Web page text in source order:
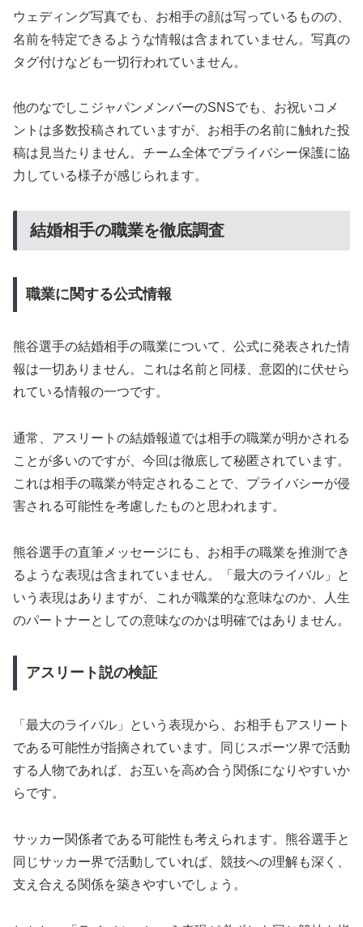
ウェディング写真でも、お相手の顔は写っているものの、
名前を特定できるような情報は含まれていません。写真の
タグ付けなども一切行われていません。
他のなでしこジャパンメンバーのSNSでも、お祝いコメ
ントは多数投稿されていますが、お相手の名前に触れた投
稿は見当たりません。チーム全体でプライバシー保護に協
力している様子が感じられます。
結婚相手の職業を徹底調査
職業に関する公式情報
熊谷選手の結婚相手の職業について、公式に発表された情
報は一切ありません。これは名前と同様、意図的に伏せら
れている情報の一つです。
通常、アスリートの結婚報道では相手の職業が明かされる
ことが多いのですが、今回は徹底して秘匿されています。
これは相手の職業が特定されることで、プライバシーが侵
害される可能性を考慮したものと思われます。
熊谷選手の直筆メッセージにも、お相手の職業を推測でき
るような表現は含まれていません。「最大のライバル」と
いう表現はありますが、これが職業的な意味なのか、人生
のパートナーとしての意味なのかは明確ではありません。
アスリート説の検証
「最大のライバル」という表現から、お相手もアスリート
である可能性が指摘されています。同じスポーツ界で活動
する人物であれば、お互いを高め合う関係になりやすいか
らです。
サッカー関係者である可能性も考えられます。熊谷選手と
同じサッカー界で活動していれば、競技への理解も深く、
支え合える関係を築きやすいでしょう。